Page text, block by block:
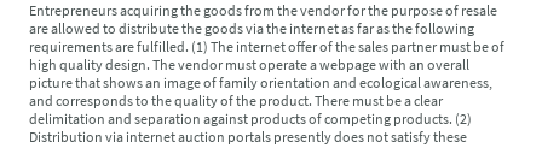
Entrepreneurs acquiring the goods from the vendor for the purpose of resale
are allowed to distribute the goods via the internet as far as the following
requirements are fulfilled. (1) The internet offer of the sales partner must be of
high quality design. The vendor must operate a webpage with an overall
picture that shows an image of family orientation and ecological awareness,
and corresponds to the quality of the product. There must be a clear
delimitation and separation against products of competing products. (2)
Distribution via internet auction portals presently does not satisfy these